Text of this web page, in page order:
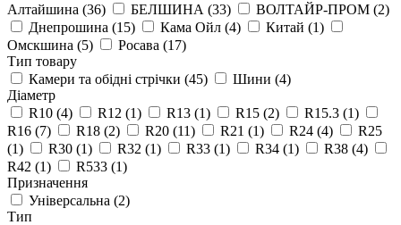
Алтайшина (36) БЕЛШИНА (33) ВОЛТАЙР-ПРОМ (2)
Днепрошина (15) Кама Ойл (4) Китай (1)
Омскшина (5) Росава (17)
Тип товару
Камери та обідні стрічки (45) Шини (4)
Діаметр
R10 (4) R12 (1) R13 (1) R15 (2) R15.3 (1)
R16 (7) R18 (2) R20 (11) R21 (1) R24 (4)
R25
(1)
R30 (1) R32 (1) R33 (1) R34 (1) R38 (4)
R42 (1) R533 (1)
Призначення
Універсальна (2)
Тип